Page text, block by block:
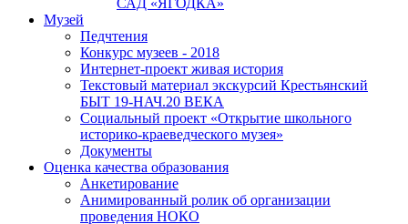
САД «ЯГОДКА»
Музей
Педчтения
Конкурс музеев - 2018
Интернет-проект живая история
Текстовый материал экскурсий Крестьянский
БЫТ 19-НАЧ.20 ВЕКА
Социальный проект «Открытие школьного
историко-краеведческого музея»
Документы
Оценка качества образования
Анкетирование
Анимированный ролик об организации
проведения НОКО